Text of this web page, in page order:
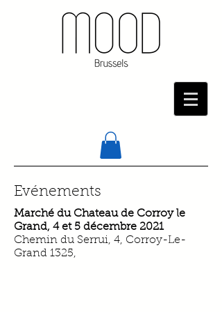
Evénements
Marché du Chateau de Corroy le
Grand, 4 et 5 décembre 2021
Chemin du Serrui, 4, Corroy-Le-
Grand 1325,